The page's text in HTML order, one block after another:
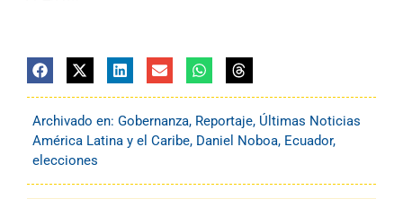
Archivado en: Gobernanza, Reportaje, Últimas Noticias
América Latina y el Caribe, Daniel Noboa, Ecuador,
elecciones